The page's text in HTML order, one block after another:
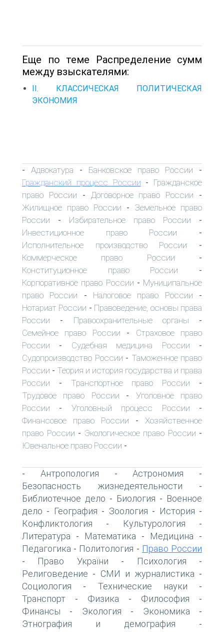
Еще по теме Распределение сумм
между взыскателями:
II. КЛАССИЧЕСКАЯ ПОЛИТИЧЕСКАЯ
ЭКОНОМИЯ
- Адвокатура - Банковское право России -
Гражданский процесс России - Гражданское
право России - Договорное право России -
Жилищное право России - Земельное право
России - Избирательное право России -
Инвестиционное право России -
Исполнительное производство России -
Коммерческое право России -
Конституционное право России -
Корпоративное право России - Муниципальное
право России - Налоговое право России -
Нотариат России - Правоведение, основы права
России - Правоохранительные органы -
Семейное право России - Страховое право
России - Судебная медицина России -
Судопроизводство России - Таможенное право
России - Теория и история государства и права
России - Транспортное право России -
Трудовое право России - Уголовное право
России - Уголовный процесс России -
Финансовое право России - Хозяйственное
право России - Экологическое право России -
Ювенальное право России -
- Антропология -Астрономия -
Безопасность жизнедеятельности -
Библиотечное дело - Биология - Военное
дело - География - Зоология - История -
Конфликтология - Культурология -
Литература - Математика - Медицина -
Педагогика - Политология - Право России
- Право України - Психология -
Религоведение - СМИ и журналистика -
Социология - Технические науки -
Транспорт - Физика - Философия -
Финансы - Экология - Экономика -
Этнография и демография -